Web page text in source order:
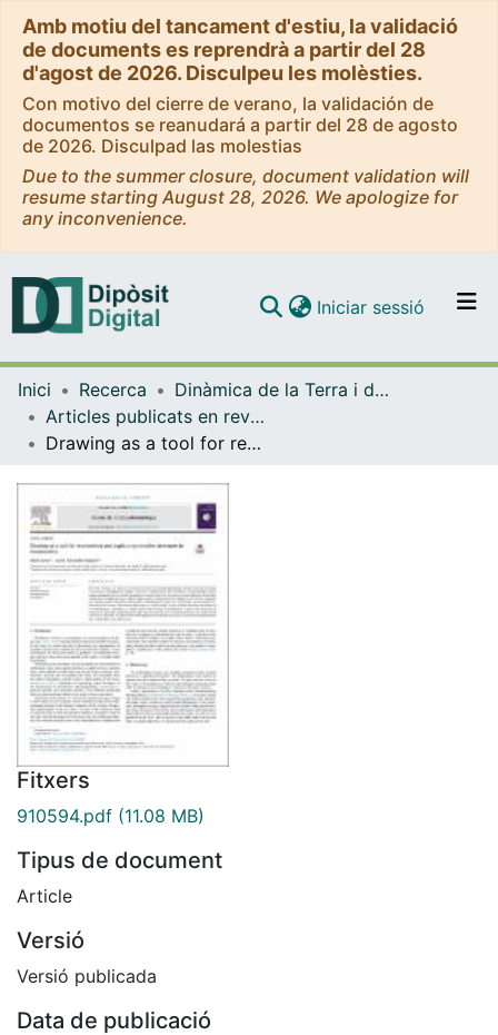
Amb motiu del tancament d'estiu, la validació
de documents es reprendrà a partir del 28
d'agost de 2026. Disculpeu les molèsties.
Con motivo del cierre de verano, la validación de
documentos se reanudará a partir del 28 de agosto
de 2026. Disculpad las molestias
Due to the summer closure, document validation will
resume starting August 28, 2026. We apologize for
any inconvenience.
Navega per tot el DD
Iniciar sessió (current)
Inici Recerca
Dinàmica de la Terra i de l'Oceà
Articles publicats en revistes (Dinàmica de la Terra i l'Oceà)
Drawing as a tool for representing and explaining complex structures in Foraminifera
Fitxers
910594.pdf (11.08 MB)
Tipus de document
Article
Versió
Versió publicada
Data de publicació